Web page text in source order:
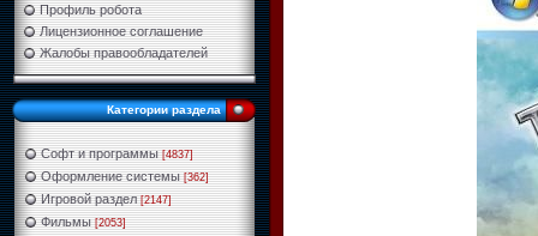
Профиль робота
Лицензионное соглашение
Жалобы правообладателей
Категории раздела
Софт и программы [4837]
Оформление системы [362]
Игровой раздел [2147]
Фильмы [2053]